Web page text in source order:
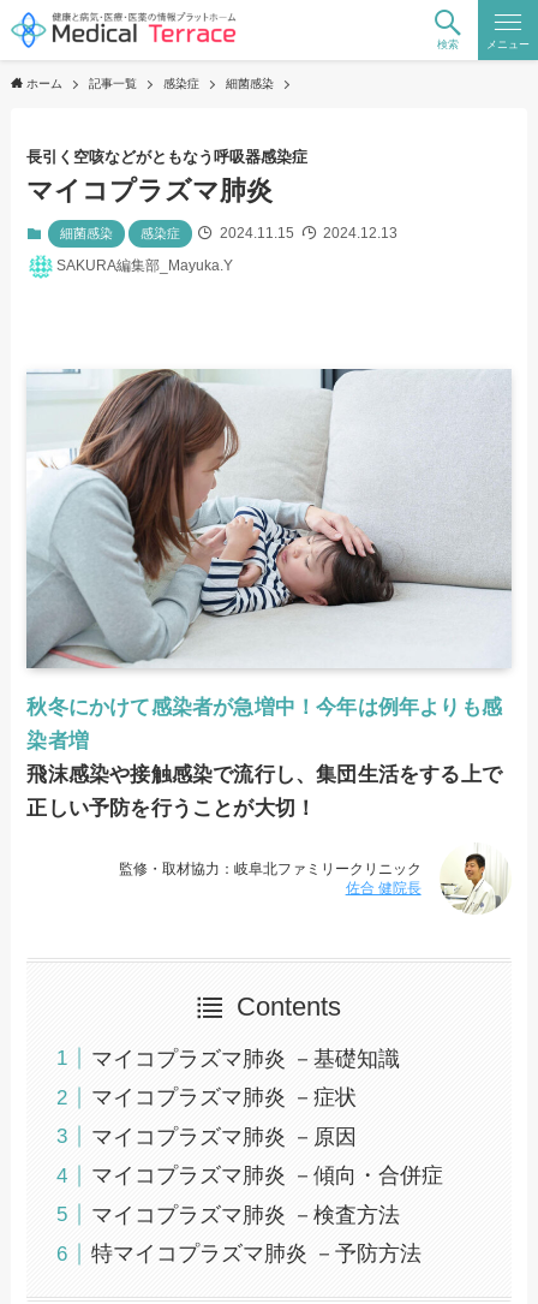
検索 メニュー
ホーム 記事一覧 感染症 細菌感染
長引く空咳などがともなう呼吸器感染症
マイコプラズマ肺炎
細菌感染 感染症 2024.11.15
2024.12.13
SAKURA編集部_Mayuka.Y
秋冬にかけて感染者が急増中！今年は例年よりも感
染者増
飛沫感染や接触感染で流行し、集団生活をする上で
正しい予防を行うことが大切！
監修・取材協力：岐阜北ファミリークリニック
佐合 健院長
Contents
マイコプラズマ肺炎 －基礎知識
マイコプラズマ肺炎 －症状
マイコプラズマ肺炎 －原因
マイコプラズマ肺炎 －傾向・合併症
マイコプラズマ肺炎 －検査方法
特マイコプラズマ肺炎 －予防方法